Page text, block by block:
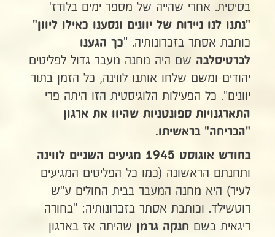
בסיסית. אחרי שהייה של מספר ימים בלודז'
"נתנו לנו ניירות של יוונים ונסענו כאילו ליוון"
כותבת אסתר בזכרונותיה. "כך הגענו
לברטיסלבה שם היה מחנה מעבר גדול לפליטים
יהודים ומשם שלחו אותנו לווינה, כל הזמן בתור
יוונים". כל הפעילות הלוגיסטית הזו היתה פרי
התארגנויות ספונטניות שהיוו את ארגון
"הבריחה" בראשיתו.
בחודש אוגוסט 1945 מגיעים השניים
לווינה
ותחנתם הראשונה (כמו כל הפליטים המגיעים
לעיר) היא מחנה המעבר בבית החולים ע"ש
רוטשילד. וכותבת אסתר בזכרונותיה: "בחורה
ריגאית בשם חנקה גרמן שהיתה אז בארגון